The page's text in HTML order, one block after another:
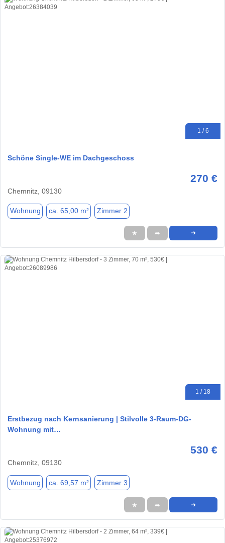
1 / 6
Schöne Single-WE im Dachgeschoss
270 €
Chemnitz, 09130
Wohnung ca. 65,00 m² Zimmer 2
★ ➦ ➜
1 / 18
Erstbezug nach Kernsanierung | Stilvolle 3-Raum-DG-
Wohnung mit…
530 €
Chemnitz, 09130
Wohnung ca. 69,57 m² Zimmer 3
★ ➦ ➜